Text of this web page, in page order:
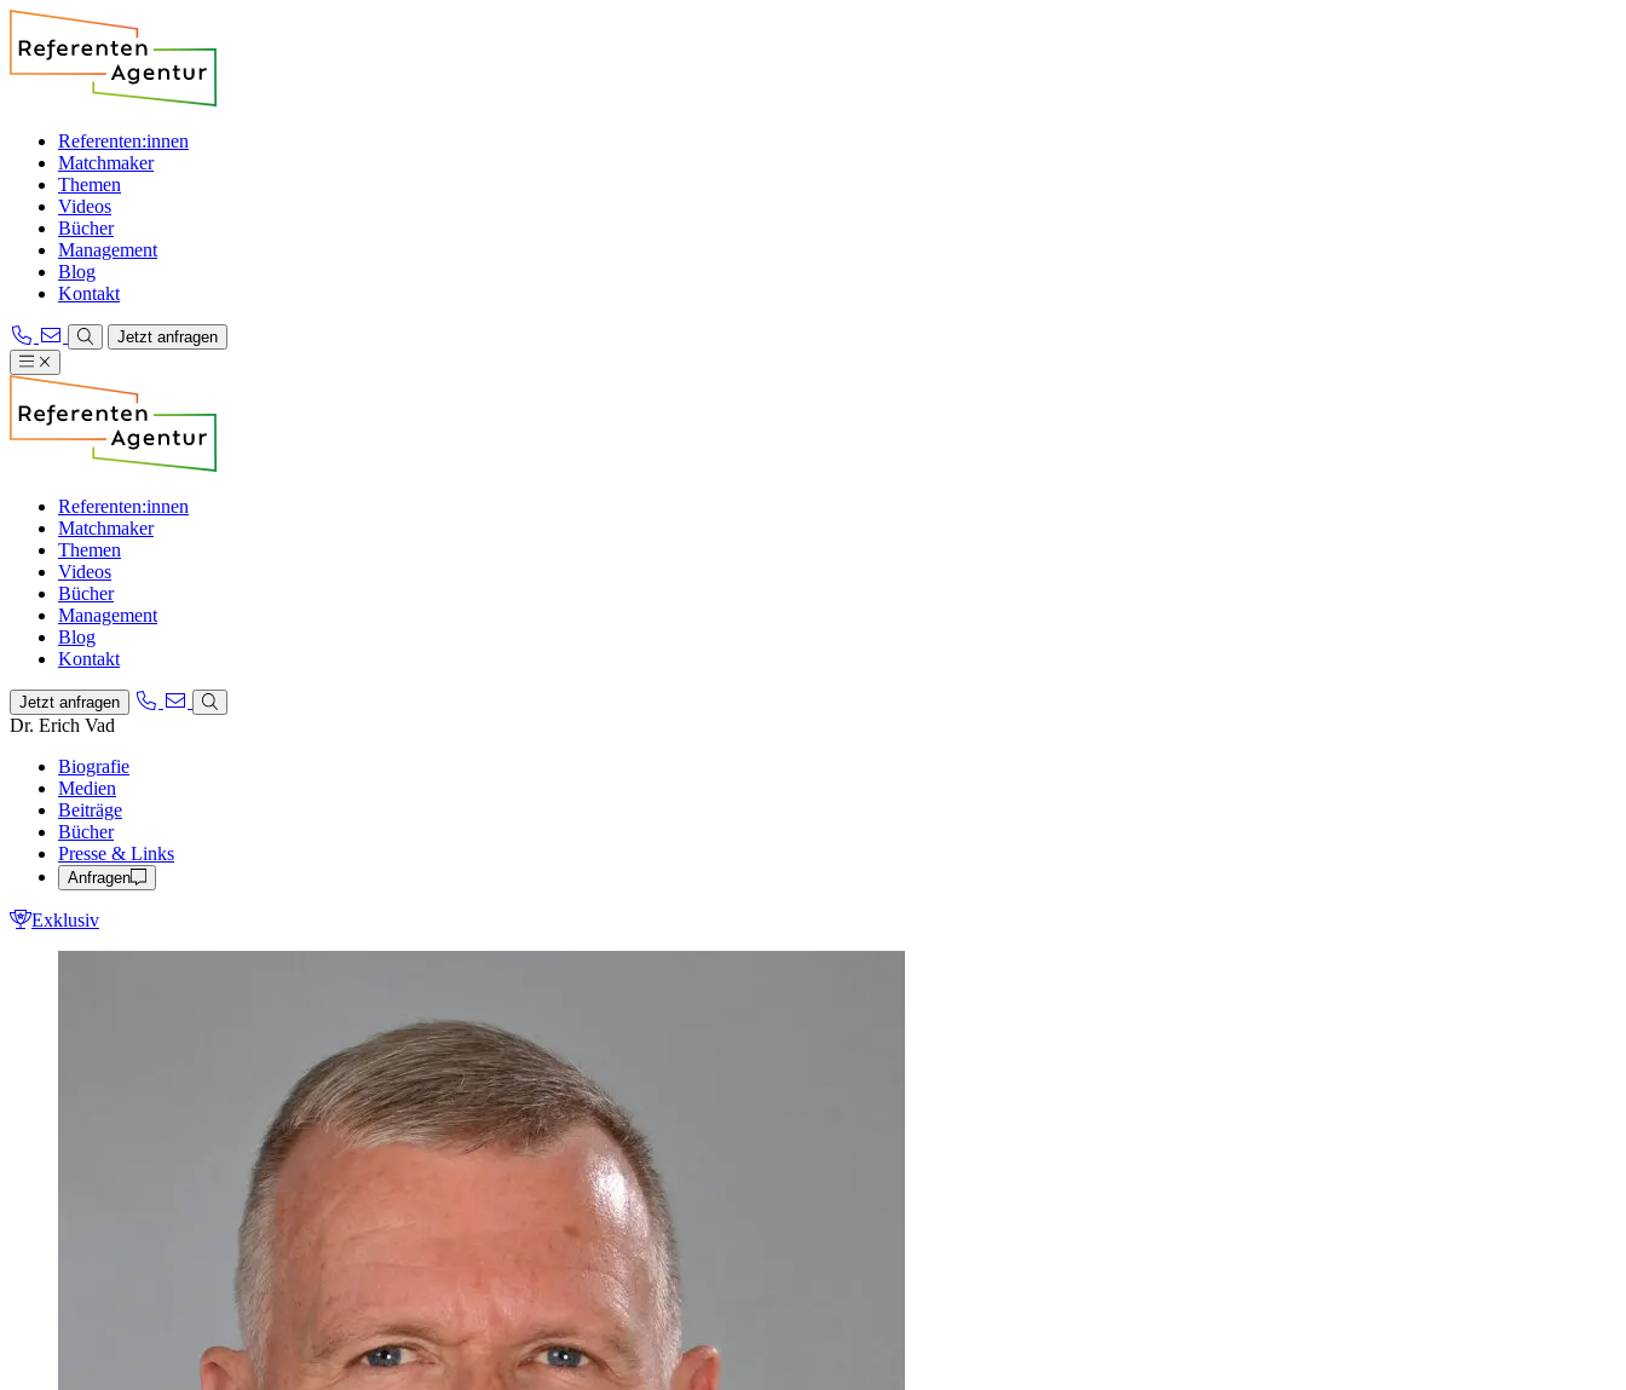
Referenten:innen
Matchmaker
Themen
Videos
Bücher
Management
Blog
Kontakt
Jetzt anfragen
Referenten:innen
Matchmaker
Themen
Videos
Bücher
Management
Blog
Kontakt
Jetzt anfragen
Dr. Erich Vad
Biografie
Medien
Beiträge
Bücher
Presse & Links
Anfragen
Exklusiv